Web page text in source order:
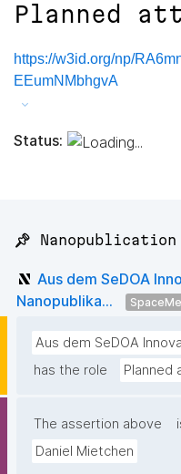
Planned
https://w3id.org/np/
EEumNMbhgvA
Status:
📌 Nanopublication
Aus dem SeDOA
Nanopublika...
Aus dem SeDOA
has the role
Planned
The assertion above
Daniel Mietchen